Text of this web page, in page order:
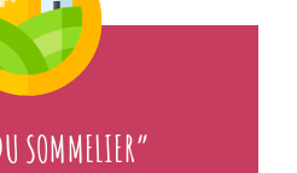
SOMMELIER”